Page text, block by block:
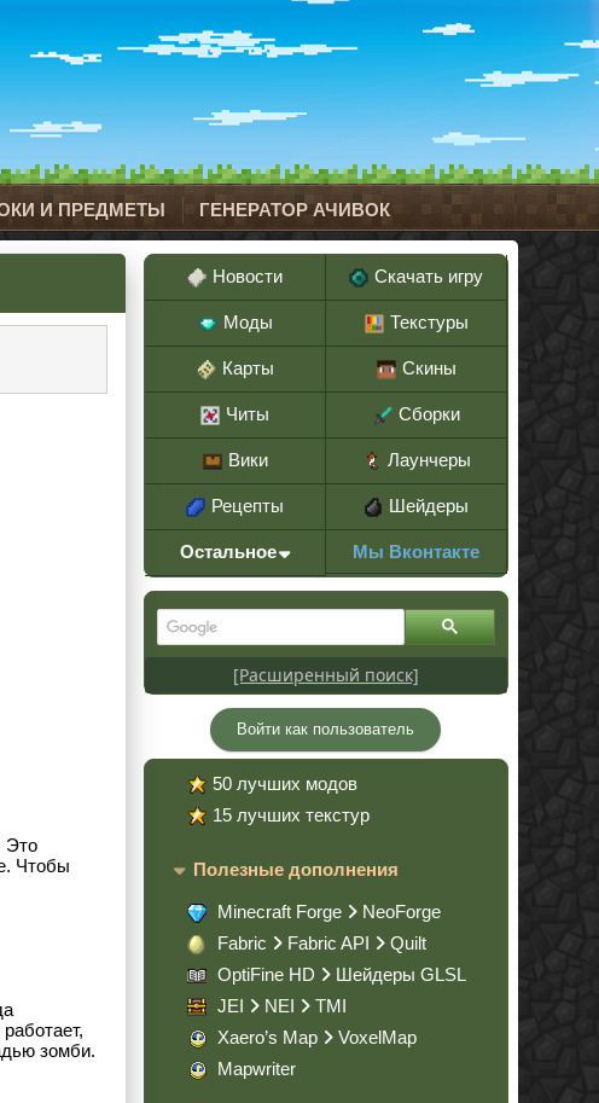
И ПРЕДМЕТЫ ГЕНЕРАТОР АЧИВОК
Это
Чтобы
зомби.
Новости Скачать игру
Моды Текстуры
Карты Скины
Читы Сборки
Вики Лаунчеры
Рецепты Шейдеры
Остальное Мы Вконтакте
[Расширенный поиск]
Войти как пользователь
50 лучших модов
15 лучших текстур
Полезные дополнения
Minecraft Forge
NeoForge
Fabric
Fabric API
Quilt
OptiFine HD
Шейдеры GLSL
JEI
NEI
TMI
Xaero’s Map
VoxelMap
Mapwriter